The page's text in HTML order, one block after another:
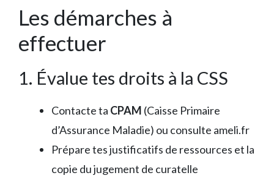
Les démarches à
effectuer
1. Évalue tes droits à la CSS
Contacte ta CPAM (Caisse Primaire
d’Assurance Maladie) ou consulte ameli.fr
Prépare tes justificatifs de ressources et la
copie du jugement de curatelle